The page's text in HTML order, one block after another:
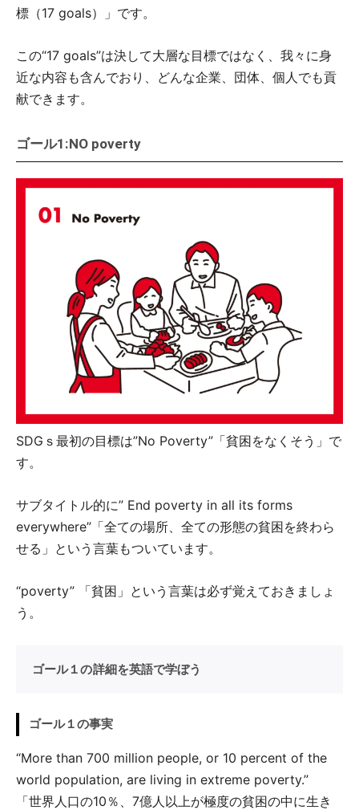
標（17 goals）」です。
この“17 goals”は決して大層な目標ではなく、我々に身
近な内容も含んでおり、どんな企業、団体、個人でも貢
献できます。
ゴール1:NO poverty
SDGｓ最初の目標は”No Poverty”「貧困をなくそう」で
す。
サブタイトル的に” End poverty in all its forms
everywhere”「全ての場所、全ての形態の貧困を終わら
せる」という言葉もついています。
“poverty” 「貧困」という言葉は必ず覚えておきましょ
う。
ゴール１の詳細を英語で学ぼう
ゴール１の事実
“More than 700 million people, or 10 percent of the
world population, are living in extreme poverty.”
「世界人口の10％、7億人以上が極度の貧困の中に生き